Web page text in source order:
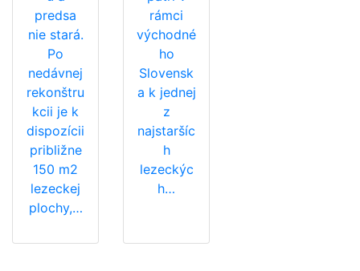
predsa
nie stará.
Po
nedávnej
rekonštru
kcii je k
dispozícii
približne
150 m2
lezeckej
plochy,…
rámci
východné
ho
Slovensk
a k jednej
z
najstaršíc
h
lezeckýc
h…